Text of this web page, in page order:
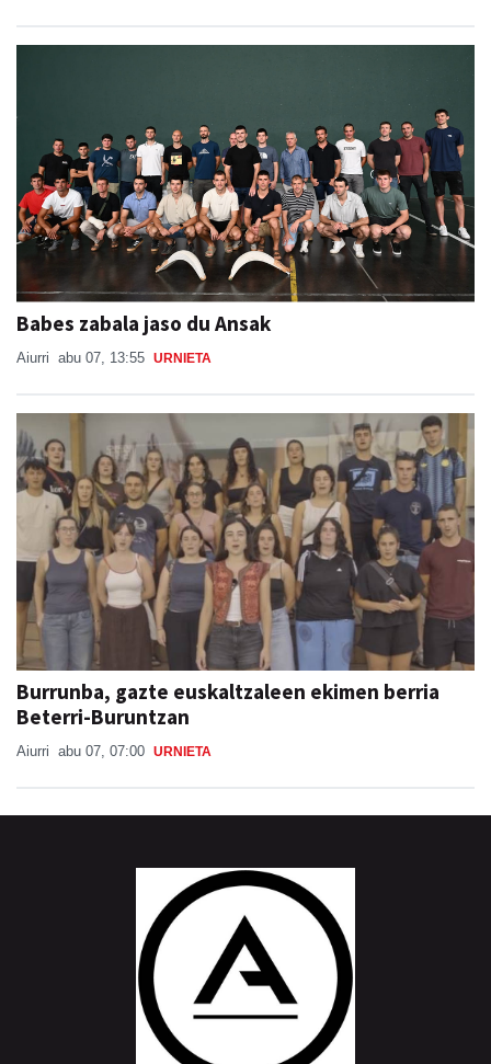
Babes zabala jaso du Ansak
Aiurri abu 07, 13:55 URNIETA
Burrunba, gazte euskaltzaleen ekimen berria
Beterri-Buruntzan
Aiurri abu 07, 07:00 URNIETA